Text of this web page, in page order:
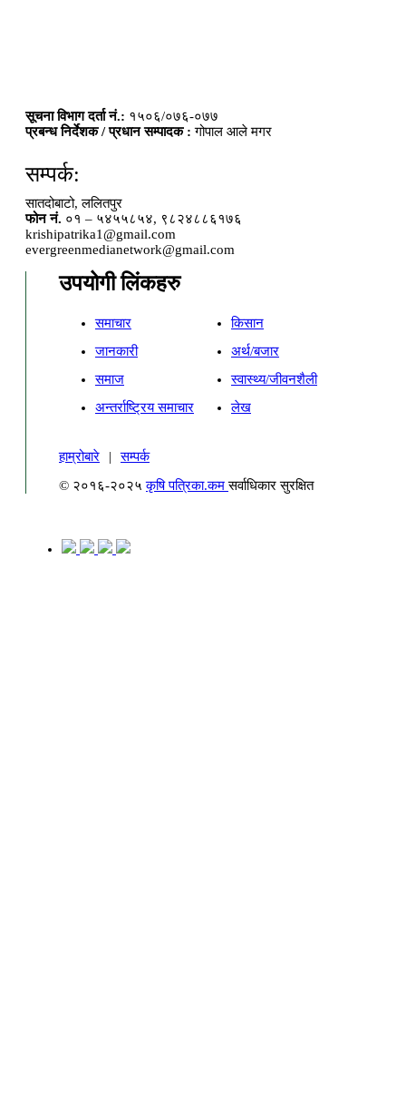
सूचना विभाग दर्ता नं.: १५०६/०७६-०७७
प्रबन्ध निर्देशक / प्रधान सम्पादक : गोपाल आले मगर
सम्पर्क:
सातदोबाटो, ललितपुर
फोन नं. ०१ – ५४५५८५४, ९८२४८८६१७६
krishipatrika1@gmail.com
evergreenmedianetwork@gmail.com
उपयोगी लिंकहरु
समाचार
किसान
जानकारी
अर्थ/बजार
समाज
स्वास्थ्य/जीवनशैली
अन्तर्राष्ट्रिय समाचार
लेख
हाम्रोबारे |
सम्पर्क
© २०१६-२०२५कृषि पत्रिका.कमसर्वाधिकार सुरक्षित